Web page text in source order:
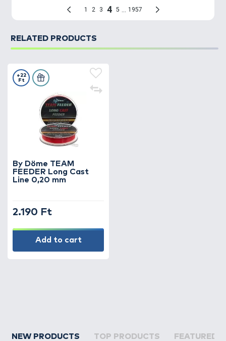
RELATED PRODUCTS
By Döme TEAM
FEEDER Long Cast
Line 0,20 mm
+22
Ft
2.190 Ft
Add to cart
NEW PRODUCTS TOP PRODUCTS FEATURED